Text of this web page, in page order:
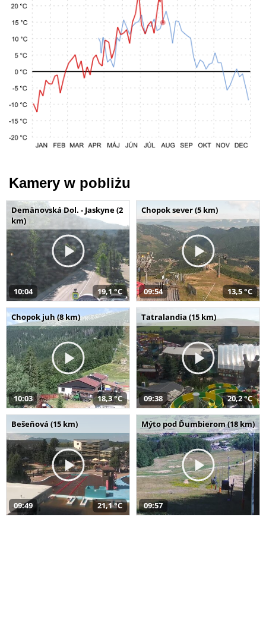
Kamery w pobliżu
Demänovská Dol. - Jaskyne (2
km)
10:04 19,1 °C
Chopok sever (5 km)
09:54 13,5 °C
Chopok juh (8 km)
10:03 18,3 °C
Tatralandia (15 km)
09:38 20,2 °C
Bešeňová (15 km)
09:49 21,1 °C
Mýto pod Ďumbierom (18 km)
09:57